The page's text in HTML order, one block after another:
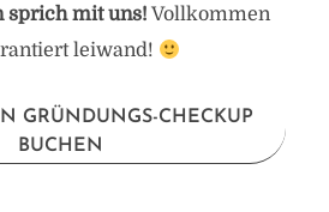
sprich mit uns! Vollkommen
leiwand!
GRÜNDUNGS-CHECKUP
BUCHEN